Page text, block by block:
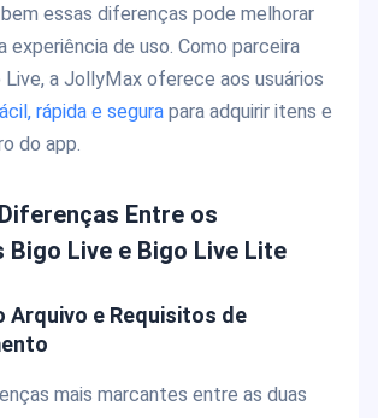
essas diferenças pode melhorar
experiência de uso. Como parceira
a JollyMax oferece aos usuários
rápida e segura para adquirir itens e
do app.
Entre os
Live e Bigo Live Lite
Arquivo e Requisitos de
mais marcantes entre as duas